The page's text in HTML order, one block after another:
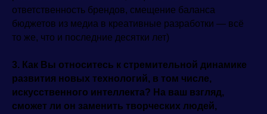
ответственность брендов, смещение баланса
бюджетов из медиа в креативные разработки — всё
то же, что и последние десятки лет)
3. Как Вы относитесь к стремительной динамике
развития новых технологий, в том числе,
искусственного интеллекта? На ваш взгляд,
сможет ли он заменить творческих людей,